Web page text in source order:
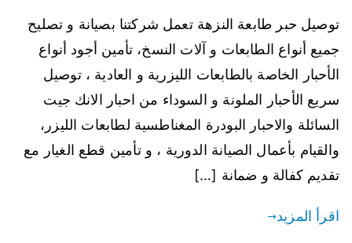
توصيل حبر طابعة النزهة تعمل شركتنا بصيانة و تصليح
جميع أنواع الطابعات و آلات النسخ، تأمين أجود أنواع
الأحبار الخاصة بالطابعات الليزرية و العادية ، توصيل
سريع الأحبار الملونة و السوداء من احبار الانك جيت
السائلة والاحبار البودرة المغناطسية لطابعات الليزر،
والقيام بأعمال الصيانة الدورية ، و تأمين قطع الغيار مع
تقديم كفالة و ضمانة […]
اقرأ المزيد